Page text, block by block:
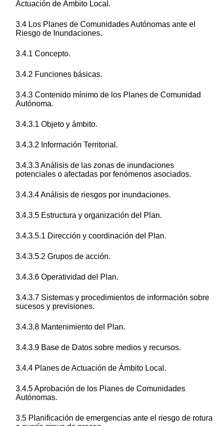
Actuación de Ámbito Local.
3.4 Los Planes de Comunidades Autónomas ante el
Riesgo de Inundaciones.
3.4.1 Concepto.
3.4.2 Funciones básicas.
3.4.3 Contenido mínimo de los Planes de Comunidad
Autónoma.
3.4.3.1 Objeto y ámbito.
3.4.3.2 Información Territorial.
3.4.3.3 Análisis de las zonas de inundaciones
potenciales o afectadas por fenómenos asociados.
3.4.3.4 Análisis de riesgos por inundaciones.
3.4.3.5 Estructura y organización del Plan.
3.4.3.5.1 Dirección y coordinación del Plan.
3.4.3.5.2 Grupos de acción.
3.4.3.6 Operatividad del Plan.
3.4.3.7 Sistemas y procedimientos de información sobre
sucesos y previsiones.
3.4.3.8 Mantenimiento del Plan.
3.4.3.9 Base de Datos sobre medios y recursos.
3.4.4 Planes de Actuación de Ámbito Local.
3.4.5 Aprobación de los Planes de Comunidades
Autónomas.
3.5 Planificación de emergencias ante el riesgo de rotura